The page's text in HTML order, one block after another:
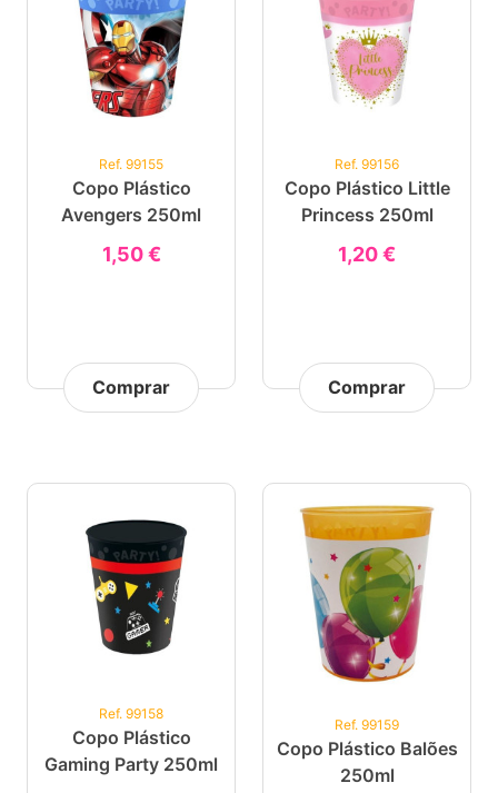
Ref. 99155
Copo Plástico
Avengers 250ml
1,50 €
Comprar
Ref. 99156
Copo Plástico Little
Princess 250ml
1,20 €
Comprar
Ref. 99158
Copo Plástico
Gaming Party 250ml
Ref. 99159
Copo Plástico Balões
250ml